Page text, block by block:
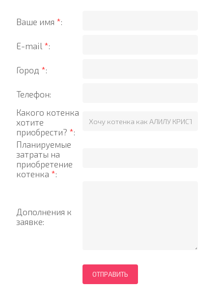
Ваше имя *:
E-mail *:
Город *:
Телефон:
Какого котенка
хотите
приобрести? *:
Планируемые
затраты на
приобретение
котенка *:
Дополнения к
заявке: